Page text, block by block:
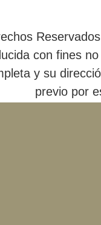
con fines
y su
previo por